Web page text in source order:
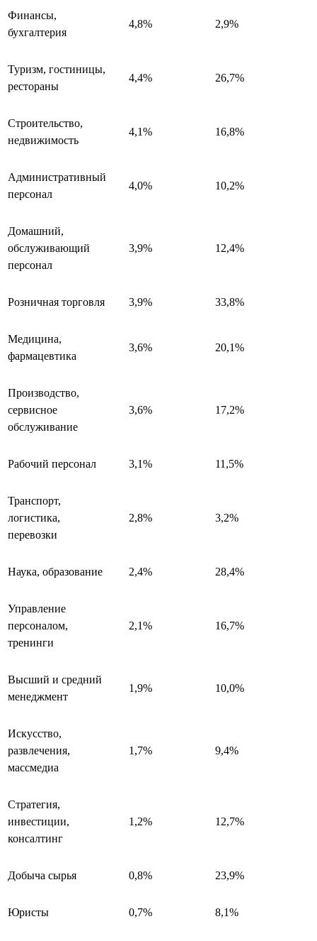
Финансы,
бухгалтерия
4,8% 2,9%
Туризм, гостиницы,
рестораны
4,4% 26,7%
Строительство,
недвижимость
4,1% 16,8%
Административный
персонал
4,0% 10,2%
Домашний,
обслуживающий
персонал
3,9% 12,4%
Розничная торговля 3,9% 33,8%
Медицина,
фармацевтика
3,6% 20,1%
Производство,
сервисное
обслуживание
3,6% 17,2%
Рабочий персонал 3,1% 11,5%
Транспорт,
логистика,
перевозки
2,8% 3,2%
Наука, образование 2,4% 28,4%
Управление
персоналом,
тренинги
2,1% 16,7%
Высший и средний
менеджмент
1,9% 10,0%
Искусство,
развлечения,
массмедиа
1,7% 9,4%
Стратегия,
инвестиции,
консалтинг
1,2% 12,7%
Добыча сырья 0,8% 23,9%
Юристы 0,7% 8,1%